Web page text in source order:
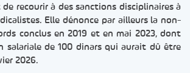
recourir à des sanctions disciplinaires à
Elle dénonce par ailleurs la non-
conclus en 2019 et en mai 2023, dont
salariale de 100 dinars qui aurait dû être
2026.